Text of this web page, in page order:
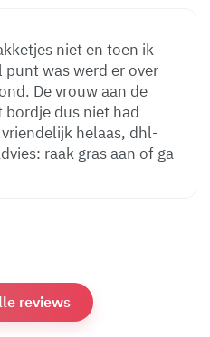
niet en toen ik
was werd er over
De vrouw aan de
bordje dus niet had
helaas, dhl-
raak gras aan of ga
reviews